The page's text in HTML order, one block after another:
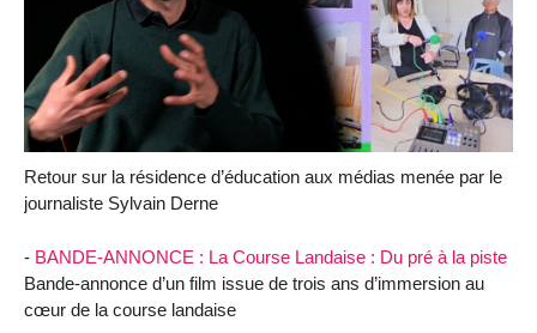
Retour sur la résidence d’éducation aux médias menée par le
journaliste Sylvain Derne
- BANDE-ANNONCE : La Course Landaise : Du pré à la piste
Bande-annonce d’un film issue de trois ans d’immersion au
cœur de la course landaise